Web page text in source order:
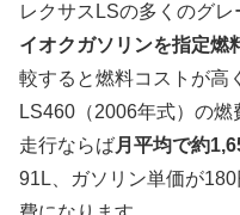
レクサスLSの多くのグ
イオクガソリンを指定燃
較すると燃料コストが高
LS460（2006年式）の燃
走行ならば月平均で約
91L、ガソリン単価が180